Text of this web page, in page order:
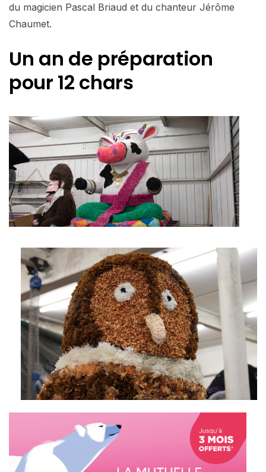
du magicien Pascal Briaud et du chanteur Jérôme
Chaumet.
Un an de préparation
pour 12 chars